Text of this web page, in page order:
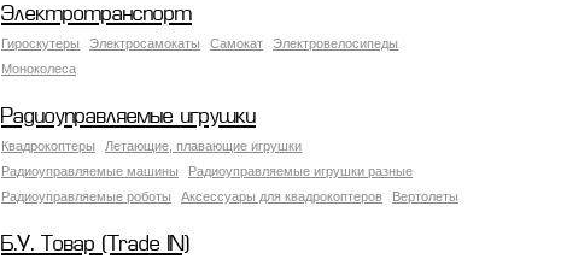
Электротранспорт
Гироскутеры Электросамокаты Самокат
Электровелосипеды
Моноколеса
Радиоуправляемые игрушки
Квадрокоптеры
Летающие, плавающие игрушки
Радиоуправляемые машины
Радиоуправляемые игрушки разные
Радиоуправляемые роботы
Аксессуары для квадрокоптеров Вертолеты
Б.У. Товар (Trade IN)